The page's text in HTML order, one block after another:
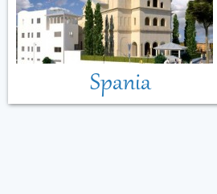
Spania